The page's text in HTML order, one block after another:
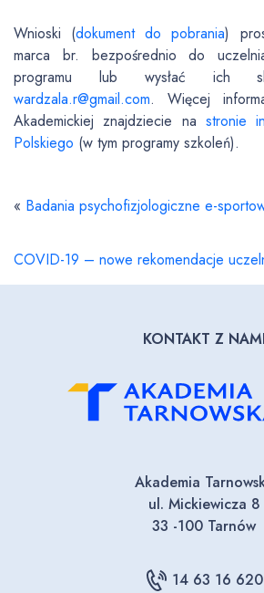
Wnioski (dokument do pobrania)
marca br. bezpośrednio do
programu lub wysłać ich
wardzala.r@gmail.com. Więcej
Akademickiej znajdziecie na stronie
Polskiego (w tym programy szkoleń).
« Badania psychofizjologiczne e-
COVID-19 – nowe rekomendacje
KONTAKT Z NAMI
Akademia
ul. Mickiewicza 8
33 -100 Tarnów
14 63 16 620